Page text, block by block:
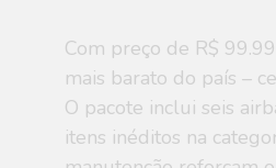
Com preço de R$
mais barato do país –
O pacote inclui seis
itens inéditos na